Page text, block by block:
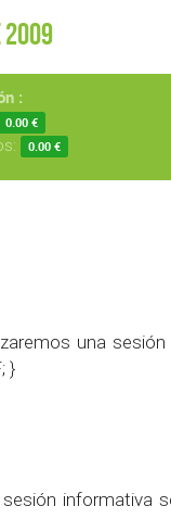
2009
:
0.00 €
0.00 €
una
}
informativa